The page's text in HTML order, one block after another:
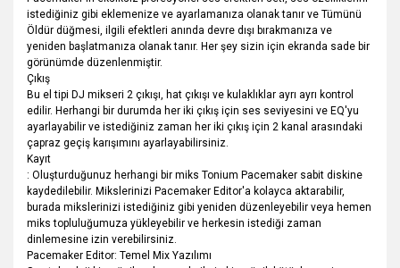
istediğiniz gibi eklemenize ve ayarlamanıza olanak tanır ve Tümünü
Öldür düğmesi, ilgili efektleri anında devre dışı bırakmanıza ve
yeniden başlatmanıza olanak tanır. Her şey sizin için ekranda sade bir
görünümde düzenlenmiştir.
Çıkış
Bu el tipi DJ mikseri 2 çıkışı, hat çıkışı ve kulaklıklar ayrı ayrı kontrol
edilir. Herhangi bir durumda her iki çıkış için ses seviyesini ve EQ'yu
ayarlayabilir ve istediğiniz zaman her iki çıkış için 2 kanal arasındaki
çapraz geçiş karışımını ayarlayabilirsiniz.
Kayıt
: Oluşturduğunuz herhangi bir miks Tonium Pacemaker sabit diskine
kaydedilebilir. Mikslerinizi Pacemaker Editor'a kolayca aktarabilir,
burada mikslerinizi istediğiniz gibi yeniden düzenleyebilir veya hemen
miks topluluğumuza yükleyebilir ve herkesin istediği zaman
dinlemesine izin verebilirsiniz.
Pacemaker Editor: Temel Mix Yazılımı